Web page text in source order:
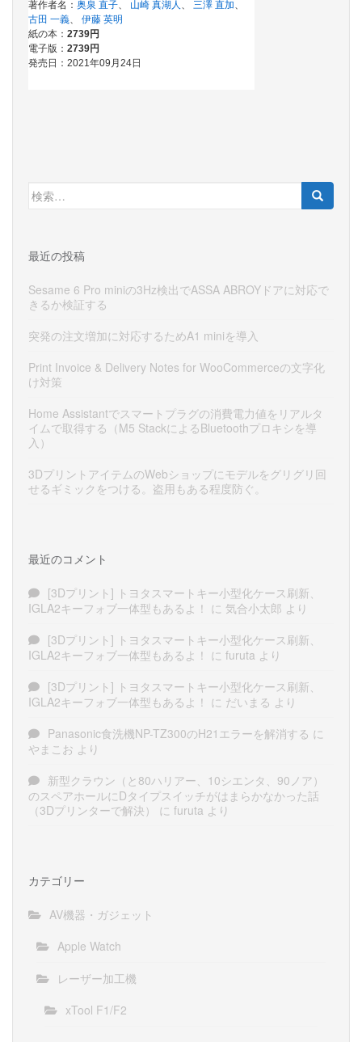
検
索:
最近の投稿
Sesame 6 Pro miniの3Hz検出でASSA ABROYドアに対応で
きるか検証する
突発の注文増加に対応するためA1 miniを導入
Print Invoice & Delivery Notes for WooCommerceの文字化
け対策
Home Assistantでスマートプラグの消費電力値をリアルタ
イムで取得する（M5 StackによるBluetoothプロキシを導
入）
3DプリントアイテムのWebショップにモデルをグリグリ回
せるギミックをつける。盗用もある程度防ぐ。
最近のコメント
[3Dプリント] トヨタスマートキー小型化ケース刷新、
IGLA2キーフォブ一体型もあるよ！ に 気合小太郎 より
[3Dプリント] トヨタスマートキー小型化ケース刷新、
IGLA2キーフォブ一体型もあるよ！ に furuta より
[3Dプリント] トヨタスマートキー小型化ケース刷新、
IGLA2キーフォブ一体型もあるよ！ に だいまる より
Panasonic食洗機NP-TZ300のH21エラーを解消する に
やまこお より
新型クラウン（と80ハリアー、10シエンタ、90ノア）
のスペアホールにDタイプスイッチがはまらかなかった話
（3Dプリンターで解決）
に furuta より
カテゴリー
AV機器・ガジェット
Apple Watch
レーザー加工機
xTool F1/F2